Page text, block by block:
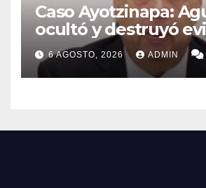
Caso Ayotzinapa:
ocultó y destruyó
6 AGOSTO, 2026 ADMIN